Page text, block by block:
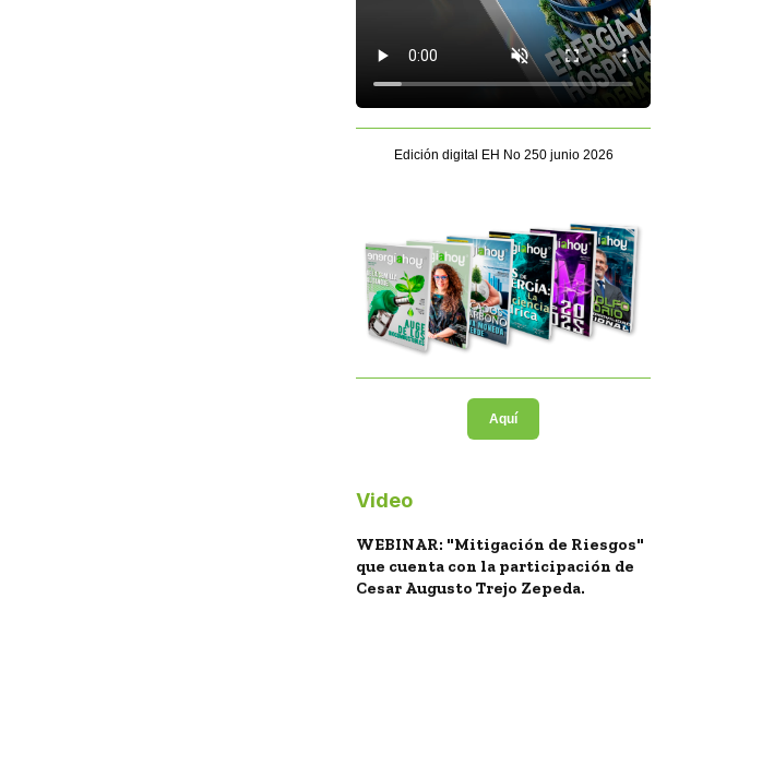
Edición digital EH No 250 junio 2026
Aquí
Video
WEBINAR: "Mitigación de Riesgos"
que cuenta con la participación de
Cesar Augusto Trejo Zepeda.